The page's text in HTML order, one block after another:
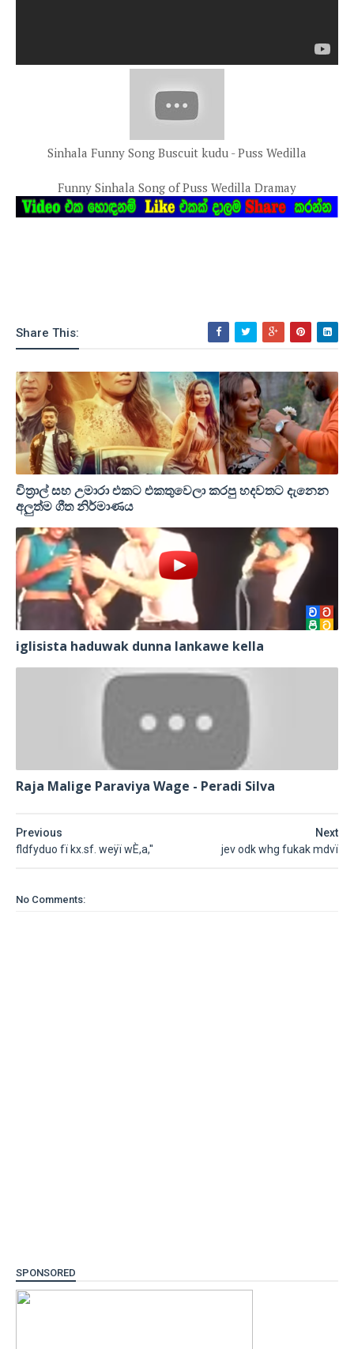
Sinhala Funny Song Buscuit kudu - Puss Wedilla
Funny Sinhala Song of Puss Wedilla Dramay
Share This:
චිත්‍රාල් සහ උමාරා එකට එකතුවෙලා කරපු හදවතට දැනෙන
අලුත්ම ගීත නිර්මාණය
iglisista haduwak dunna lankawe kella
Raja Malige Paraviya Wage - Peradi Silva
Next
jev odk whg fukak mdvï
Previous
fldfyduo fï kx.sf. weÿï wÈ,a,''
No Comments:
SPONSORED